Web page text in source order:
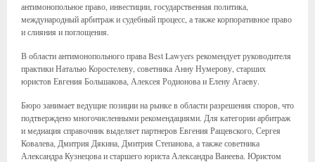
антимонопольное право, инвестиции, государственная политика,
международный арбитраж и судебный процесс, а также корпоративное право
и слияния и поглощения.
В области антимонопольного права Best Lawyers рекомендует руководителя
практики Наталью Коростелеву, советника Анну Нумерову, старших
юристов Евгения Большакова, Алексея Родионова и Елену Агаеву.
Бюро занимает ведущие позиции на рынке в области разрешения споров, что
подтверждено многочисленными рекомендациями. Для категории арбитраж
и медиация справочник выделяет партнеров Евгения Ращевского, Сергея
Ковалева, Дмитрия Дякина, Дмитрия Степанова, а также советника
Александра Кузнецова и старшего юриста Александра Ванеева. Юристом